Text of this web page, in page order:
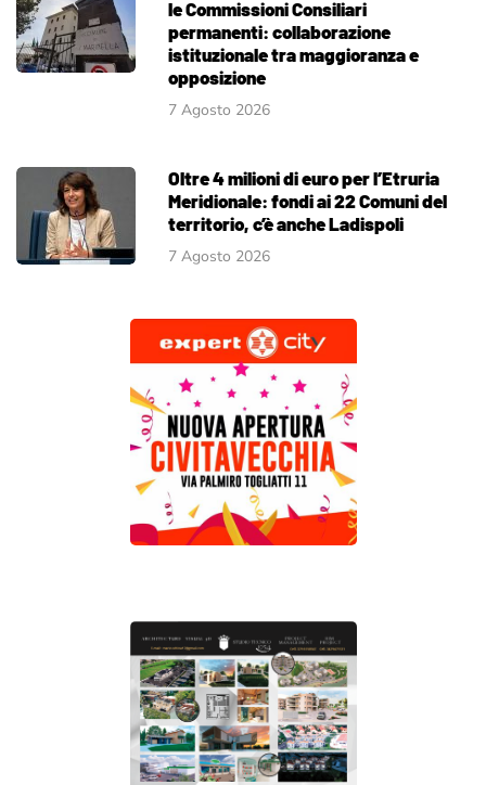
le Commissioni Consiliari
permanenti: collaborazione
istituzionale tra maggioranza e
opposizione
7 Agosto 2026
Oltre 4 milioni di euro per l’Etruria
Meridionale: fondi ai 22 Comuni del
territorio, c’è anche Ladispoli
7 Agosto 2026